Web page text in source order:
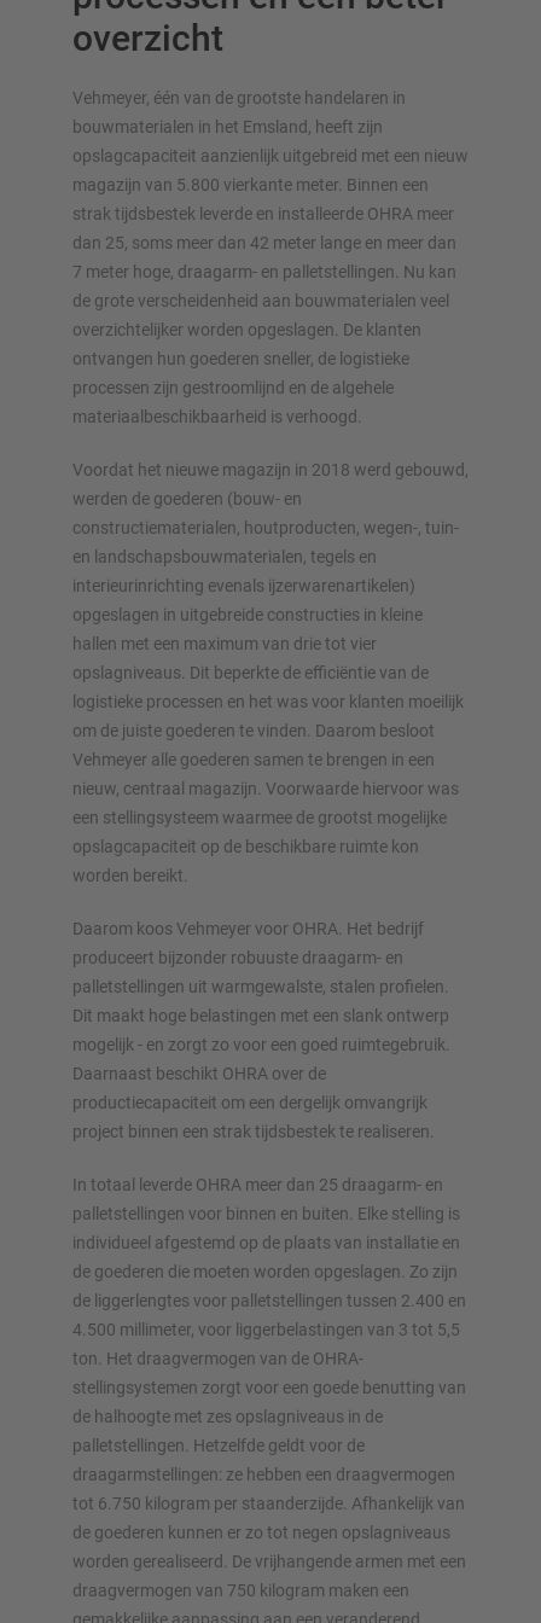
overzicht
Vehmeyer, één van de grootste handelaren in
bouwmaterialen in het Emsland, heeft zijn
opslagcapaciteit aanzienlijk uitgebreid met een nieuw
magazijn van 5.800 vierkante meter. Binnen een
strak tijdsbestek leverde en installeerde OHRA meer
dan 25, soms meer dan 42 meter lange en meer dan
7 meter hoge, draagarm- en palletstellingen. Nu kan
de grote verscheidenheid aan bouwmaterialen veel
overzichtelijker worden opgeslagen. De klanten
ontvangen hun goederen sneller, de logistieke
processen zijn gestroomlijnd en de algehele
materiaalbeschikbaarheid is verhoogd.
Voordat het nieuwe magazijn in 2018 werd gebouwd,
werden de goederen (bouw- en
constructiematerialen, houtproducten, wegen-, tuin-
en landschapsbouwmaterialen, tegels en
interieurinrichting evenals ijzerwarenartikelen)
opgeslagen in uitgebreide constructies in kleine
hallen met een maximum van drie tot vier
opslagniveaus. Dit beperkte de efficiëntie van de
logistieke processen en het was voor klanten moeilijk
om de juiste goederen te vinden. Daarom besloot
Vehmeyer alle goederen samen te brengen in een
nieuw, centraal magazijn. Voorwaarde hiervoor was
een stellingsysteem waarmee de grootst mogelijke
opslagcapaciteit op de beschikbare ruimte kon
worden bereikt.
Daarom koos Vehmeyer voor OHRA. Het bedrijf
produceert bijzonder robuuste draagarm- en
palletstellingen uit warmgewalste, stalen profielen.
Dit maakt hoge belastingen met een slank ontwerp
mogelijk - en zorgt zo voor een goed ruimtegebruik.
Daarnaast beschikt OHRA over de
productiecapaciteit om een dergelijk omvangrijk
project binnen een strak tijdsbestek te realiseren.
In totaal leverde OHRA meer dan 25 draagarm- en
palletstellingen voor binnen en buiten. Elke stelling is
individueel afgestemd op de plaats van installatie en
de goederen die moeten worden opgeslagen. Zo zijn
de liggerlengtes voor palletstellingen tussen 2.400 en
4.500 millimeter, voor liggerbelastingen van 3 tot 5,5
ton. Het draagvermogen van de OHRA-
stellingsystemen zorgt voor een goede benutting van
de halhoogte met zes opslagniveaus in de
palletstellingen. Hetzelfde geldt voor de
draagarmstellingen: ze hebben een draagvermogen
tot 6.750 kilogram per staanderzijde. Afhankelijk van
de goederen kunnen er zo tot negen opslagniveaus
worden gerealiseerd. De vrijhangende armen met een
draagvermogen van 750 kilogram maken een
gemakkelijke aanpassing aan een veranderend
OVERZICHT VAN OPSLAGSYSTEMEN
Palletstellingen
Verrijdbare stellingen
Automatische opslagsystemen
Stellingenhal
Systeemvloeren
Verticale opslag
Plan uw stellingsysteem individueel met onze configurators
– inclusief directe aanvraag
Configureer stelling nu